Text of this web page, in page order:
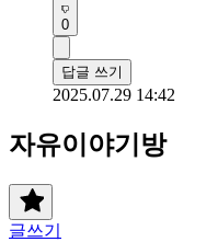
0
답글 쓰기
2025.07.29 14:42
자유이야기방
글쓰기